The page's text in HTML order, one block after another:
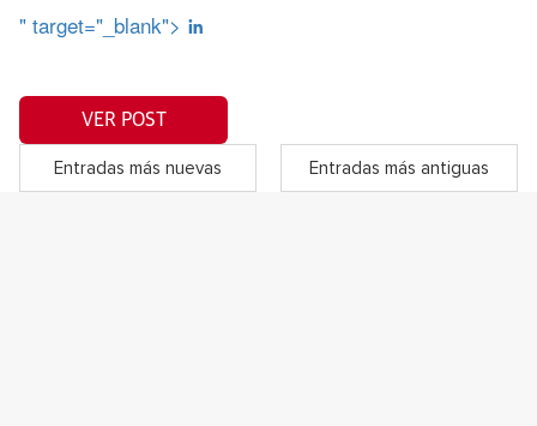
" target="_blank">
VER POST
Entradas más nuevas Entradas más antiguas